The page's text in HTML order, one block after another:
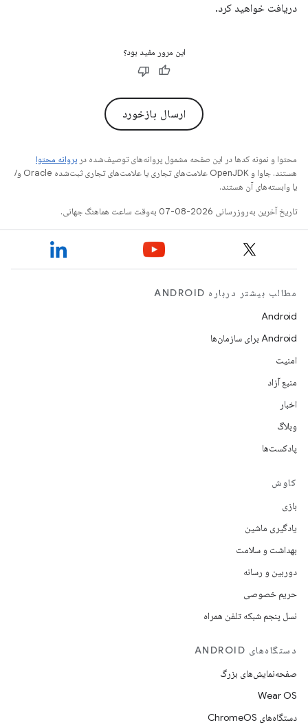
دریافت خواهید کرد.
این مرور مفید بود؟
ارسال بازخورد
محتوا و نمونه کدها در این صفحه مشمول پروانه‌های توصیف‌شده در پروانه محتوا
هستند. جاوا و OpenJDK علامت‌های تجاری یا علامت‌های تجاری ثبت‌شده Oracle و/
یا وابسته‌های آن هستند.
تاریخ آخرین به‌روزرسانی 2026-08-07 به‌وقت ساعت هماهنگ جهانی.
مطالب بیشتر درباره ANDROID
Android
Android برای سازمان‌ها
امنیت
منبع آزاد
اخبار
وبلاگ
پادکست‌ها
کاوش
بازی
یادگیری ماشین
بهداشت و سلامت
دوربین و رسانه
حریم خصوصی
نسل پنجم شبکه تلفن همراه
دستگاه‌های ANDROID
صفحه‌نمایش‌های بزرگ
Wear OS
دستگاه‌های ChromeOS